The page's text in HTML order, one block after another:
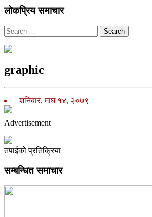
लोकप्रिय समाचार
Search
graphic
शनिबार, माघ १४, २०७९
Advertisement
तपाईको प्रतिक्रिया
सम्बन्धित समाचार